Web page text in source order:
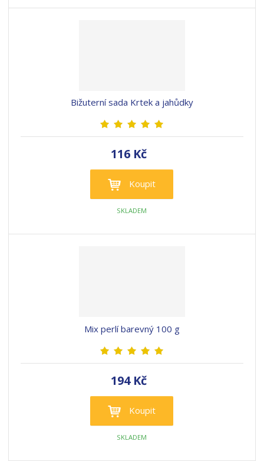
Bižuterní sada Krtek a jahůdky
116 Kč
Koupit
SKLADEM
Mix perlí barevný 100 g
194 Kč
Koupit
SKLADEM